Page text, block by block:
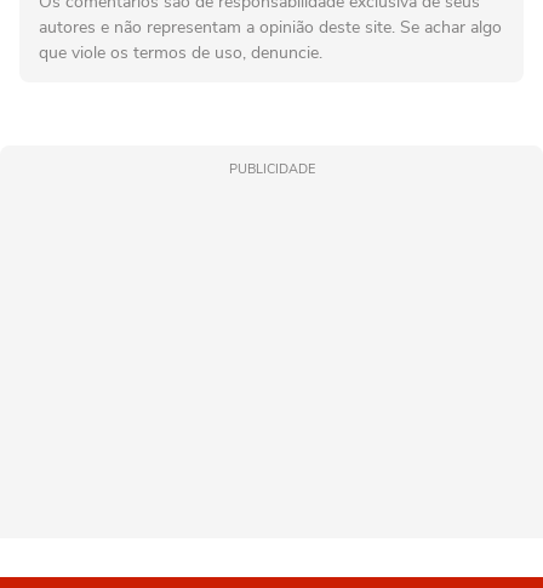
autores e não representam a opinião deste site. Se achar algo
que viole os termos de uso, denuncie.
PUBLICIDADE